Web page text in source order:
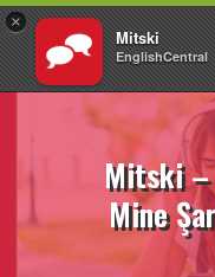
×
Mitski
EnglishCentral
İçeriğe
Mitski –
Mine